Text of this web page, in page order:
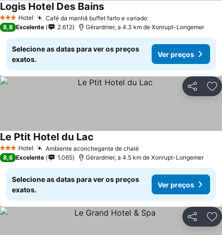
3 EstrelasHotel Café da manhã buffet farto e variadoVer preços
Logis Hotel Des BainsVer preços
8,8 Excelente 2.612 Gérardmer, a 4.3 km de Xonrupt-Longemer
Selecione as datas para ver os preços
exatos.
Ver preços
Partilhar
3 EstrelasHotel Ambiente aconchegante de chaléVer preços
Le Ptit Hotel du Lac
8,6 Excelente 1.065 Gérardmer, a 4.5 km de Xonrupt-Longemer
Selecione as datas para ver os preços
exatos.
Ver preços
Partilhar